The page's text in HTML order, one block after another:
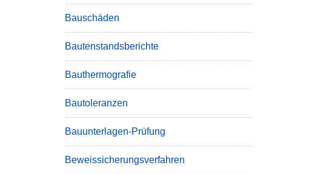
Bauschäden
Bautenstandsberichte
Bauthermografie
Bautoleranzen
Bauunterlagen-Prüfung
Beweissicherungsverfahren